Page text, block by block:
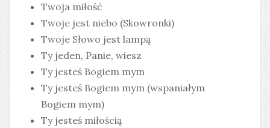
Twoja miłość
Twoje jest niebo (Skowronki)
Twoje Słowo jest lampą
Ty jeden, Panie, wiesz
Ty jesteś Bogiem mym
Ty jesteś Bogiem mym (wspaniałym
Bogiem mym)
Ty jesteś miłością